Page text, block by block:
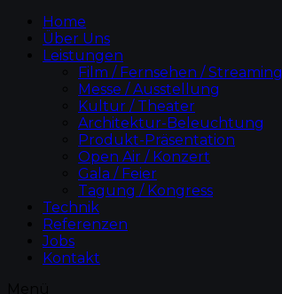
Home
Über Uns
Leistungen
Film / Fernsehen / Streaming
Messe / Ausstellung
Kultur / Theater
Architektur-Beleuchtung
Produkt-Präsentation
Open Air / Konzert
Gala / Feier
Tagung / Kongress
Technik
Referenzen
Jobs
Kontakt